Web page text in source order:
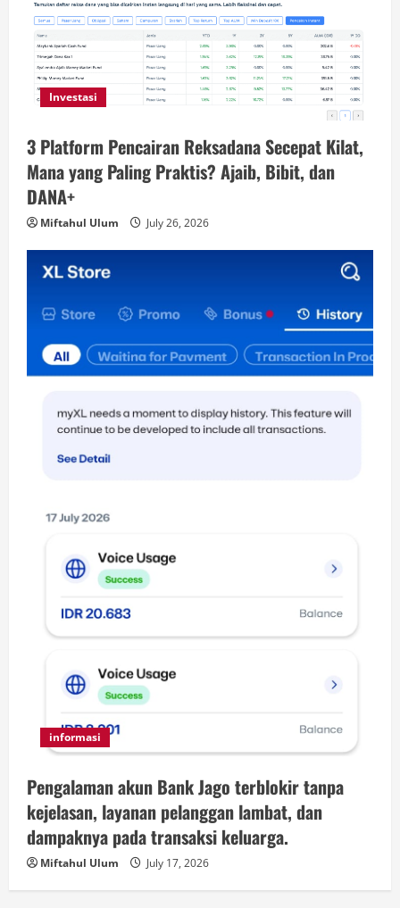
Investasi
3 Platform Pencairan Reksadana Secepat Kilat,
Mana yang Paling Praktis? Ajaib, Bibit, dan
DANA+
Miftahul Ulum July 26, 2026
informasi
Pengalaman akun Bank Jago terblokir tanpa
kejelasan, layanan pelanggan lambat, dan
dampaknya pada transaksi keluarga.
Miftahul Ulum July 17, 2026